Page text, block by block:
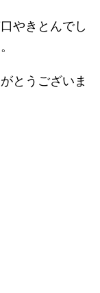
やきとんでし
とうございま